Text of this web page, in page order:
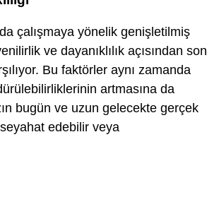
çalışmaya yönelik genişletilmiş
ve dayanıklılık açısından son
Bu faktörler aynı zamanda
artmasına da
bugün ve uzun gelecekte gerçek
edebilir veya